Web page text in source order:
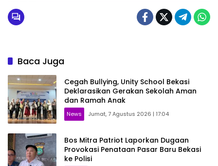
Baca Juga
Cegah Bullying, Unity School Bekasi
Deklarasikan Gerakan Sekolah Aman
dan Ramah Anak
News Jumat, 7 Agustus 2026 | 17:04
Bos Mitra Patriot Laporkan Dugaan
Provokasi Penataan Pasar Baru Bekasi
ke Polisi